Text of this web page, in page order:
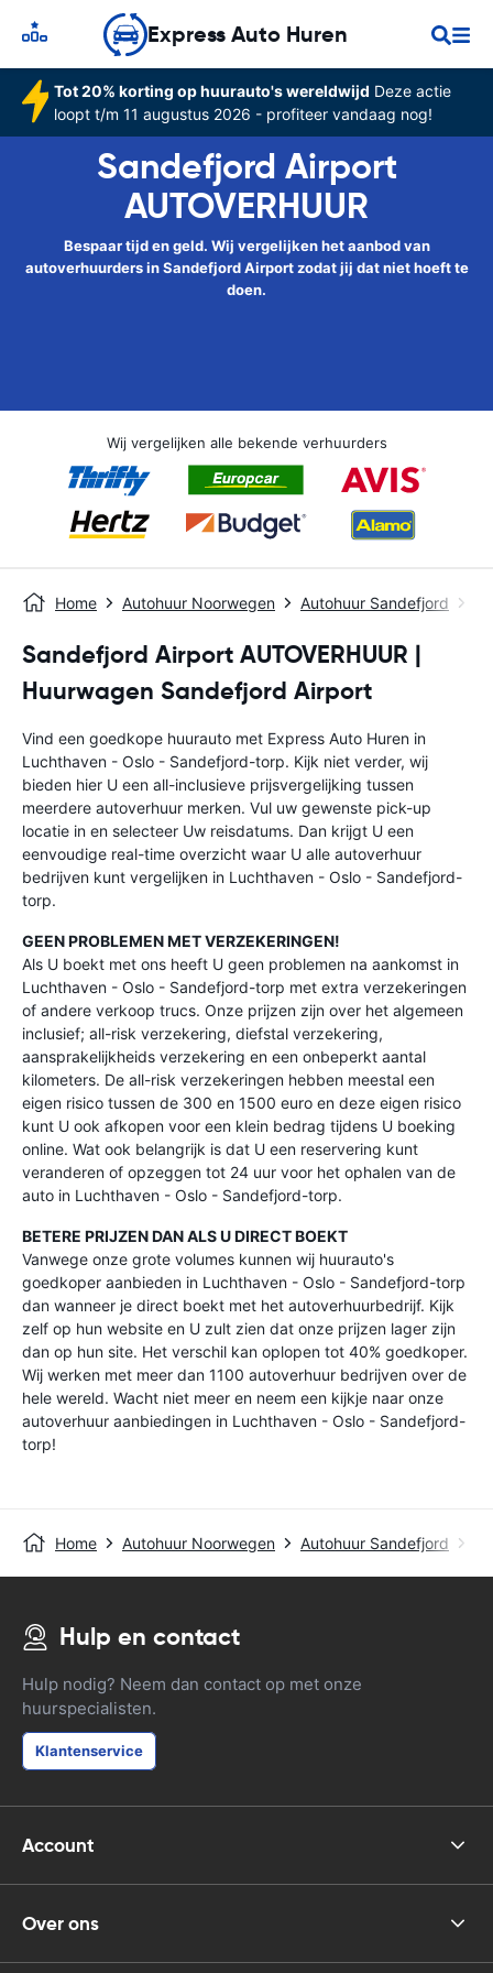
Express Auto Huren
Tot 20% korting op huurauto's wereldwijd Deze actie
loopt t/m 11 augustus 2026 - profiteer vandaag nog!
Sandefjord Airport
AUTOVERHUUR
Bespaar tijd en geld. Wij vergelijken het aanbod van
autoverhuurders in Sandefjord Airport zodat jij dat niet hoeft te
doen.
Wij vergelijken alle bekende verhuurders
Home Autohuur Noorwegen Autohuur Sandefjord
Sandefjord Airport AUTOVERHUUR |
Huurwagen Sandefjord Airport
Vind een goedkope huurauto met Express Auto Huren in
Luchthaven - Oslo - Sandefjord-torp. Kijk niet verder, wij
bieden hier U een all-inclusieve prijsvergelijking tussen
meerdere autoverhuur merken. Vul uw gewenste pick-up
locatie in en selecteer Uw reisdatums. Dan krijgt U een
eenvoudige real-time overzicht waar U alle autoverhuur
bedrijven kunt vergelijken in Luchthaven - Oslo - Sandefjord-
torp.
GEEN PROBLEMEN MET VERZEKERINGEN!
Als U boekt met ons heeft U geen problemen na aankomst in
Luchthaven - Oslo - Sandefjord-torp met extra verzekeringen
of andere verkoop trucs. Onze prijzen zijn over het algemeen
inclusief; all-risk verzekering, diefstal verzekering,
aansprakelijkheids verzekering en een onbeperkt aantal
kilometers. De all-risk verzekeringen hebben meestal een
eigen risico tussen de 300 en 1500 euro en deze eigen risico
kunt U ook afkopen voor een klein bedrag tijdens U boeking
online. Wat ook belangrijk is dat U een reservering kunt
veranderen of opzeggen tot 24 uur voor het ophalen van de
auto in Luchthaven - Oslo - Sandefjord-torp.
BETERE PRIJZEN DAN ALS U DIRECT BOEKT
Vanwege onze grote volumes kunnen wij huurauto's
goedkoper aanbieden in Luchthaven - Oslo - Sandefjord-torp
dan wanneer je direct boekt met het autoverhuurbedrijf. Kijk
zelf op hun website en U zult zien dat onze prijzen lager zijn
dan op hun site. Het verschil kan oplopen tot 40% goedkoper.
Wij werken met meer dan 1100 autoverhuur bedrijven over de
hele wereld. Wacht niet meer en neem een kijkje naar onze
autoverhuur aanbiedingen in Luchthaven - Oslo - Sandefjord-
torp!
Home Autohuur Noorwegen Autohuur Sandefjord
Hulp en contact
Hulp nodig? Neem dan contact op met onze
huurspecialisten.
Klantenservice
Account
Over ons